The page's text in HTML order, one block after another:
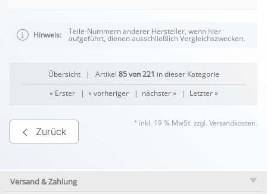
Hinweis: Teile-Nummern anderer Hersteller, wenn hier
aufgeführt, dienen ausschließlich Vergleichszwecken.
Übersicht| Artikel 85 von 221 in dieser Kategorie
« Erster| « vorheriger| nächster »| Letzter »
Zurück
* inkl. 19 % MwSt. zzgl. Versandkosten.
Versand & Zahlung